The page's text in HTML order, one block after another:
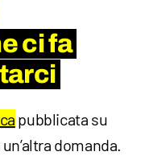
ci fa
pubblicata su
domanda.